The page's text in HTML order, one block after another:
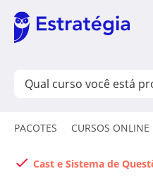
PACOTES CURSOS ONLINE
Cast e Sistema de